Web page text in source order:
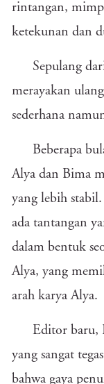
rintangan,
ketekunan dan
Sepulang
merayakan
sederhana
Beberapa
Alya dan Bima
yang lebih
ada tantangan
dalam bentuk
Alya, yang
arah karya Alya.
Editor baru,
yang sangat
bahwa gaya